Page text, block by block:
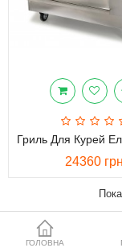
Валюта
ГОЛОВНА
24360 грн